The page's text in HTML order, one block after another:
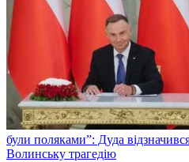
були поляками”: Дуда
Волинську трагедію